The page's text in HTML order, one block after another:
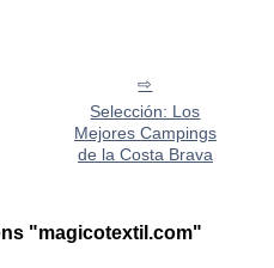
Selección: Los
Mejores Campings
de la Costa Brava
"magicotextil.com"